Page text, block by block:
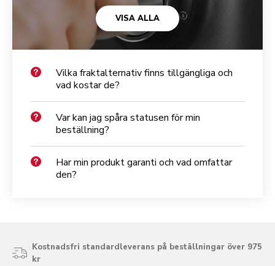
VISA ALLA
Vilka fraktalternativ finns tillgängliga och
vad kostar de?
Var kan jag spåra statusen för min
beställning?
Har min produkt garanti och vad omfattar
den?
Kostnadsfri standardleverans på beställningar över 975
kr